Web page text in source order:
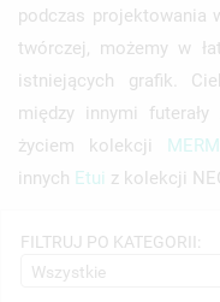
podczas projektowania
twórczej, możemy w
istniejących grafik.
między innymi
życiem kolekcji
innych Etui z kolekcji
FILTRUJ PO KATEGORII:
Wszystkie
((TITLE))